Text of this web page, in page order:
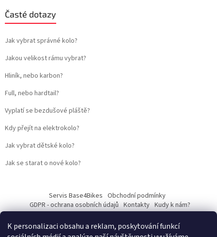
K personalizaci obsahu a reklam, poskytování funkcí
Časté dotazy
Jak vybrat správné kolo?
Jakou velikost rámu vybrat?
Hliník, nebo karbon?
Full, nebo hardtail?
Vyplatí se bezdušové pláště?
Kdy přejít na elektrokolo?
Jak vybrat dětské kolo?
Jak se starat o nové kolo?
Servis Base4Bikes Obchodní podmínky
GDPR - ochrana osobních údajů Kontakty Kudy k nám?